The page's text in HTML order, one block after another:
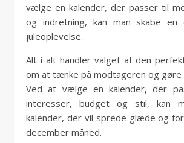
vælge en kalender, der passer til
og indretning, kan man skabe en
juleoplevelse.
Alt i alt handler valget af den
om at tænke på modtageren og
Ved at vælge en kalender, der
interesser, budget og stil, kan
kalender, der vil sprede glæde og
december måned.